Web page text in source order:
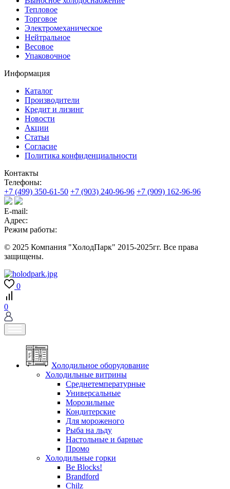
Тепловое
Торговое
Электромеханическое
Нейтральное
Весовое
Упаковочное
Информация
Каталог
Производители
Кредит и лизинг
Новости
Акции
Статьи
Согласие
Политика конфиденциальности
Контакты
Телефоны:
+7 (499) 350-61-50 +7 (903) 240-96-96 +7 (909) 162-96-96
E-mail:
Адрес:
Режим работы:
© 2025 Компания "ХолодПарк" 2015-2025гг. Все права
защищены.
0
0
Холодильное оборудование
Холодильные витрины
Среднетемпературные
Универсальные
Морозильные
Кондитерские
Для мороженого
Рыба на льду
Настольные и барные
Промо
Холодильные горки
Be Blocks!
Brandford
Chilz